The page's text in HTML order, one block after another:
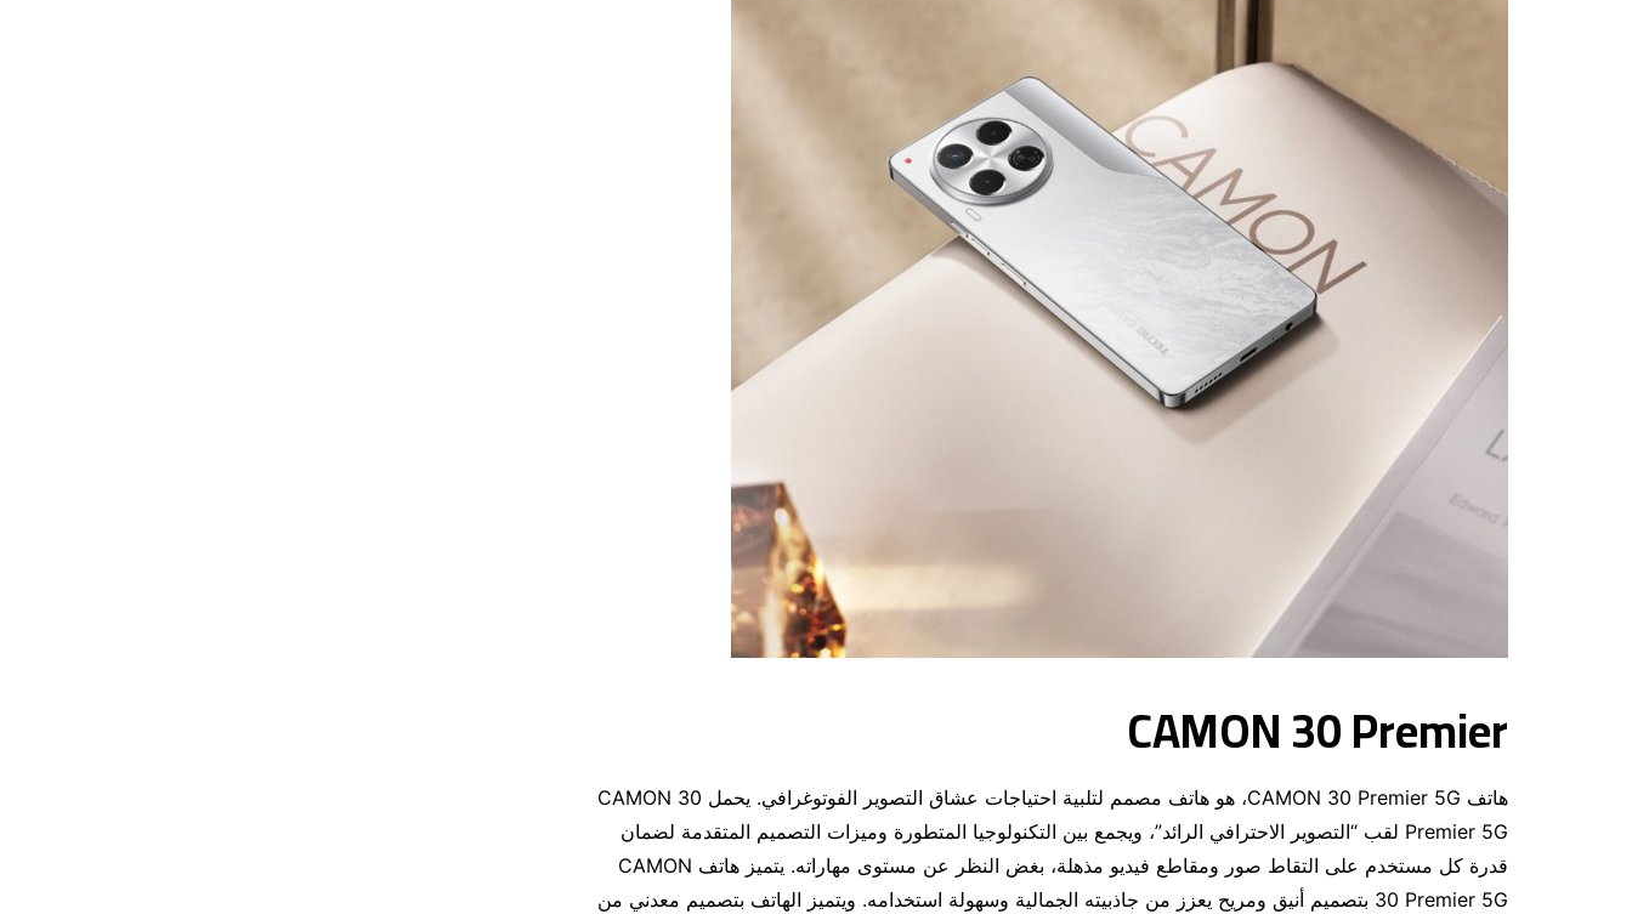
CAMON 30 Premier
هاتف CAMON 30 Premier 5G، هو هاتف مصمم لتلبية احتياجات عشاق التصوير الفوتوغرافي. يحمل CAMON 30
Premier 5G لقب “التصوير الاحترافي الرائد”، ويجمع بين التكنولوجيا المتطورة وميزات التصميم المتقدمة لضمان
قدرة كل مستخدم على التقاط صور ومقاطع فيديو مذهلة، بغض النظر عن مستوى مهاراته. يتميز هاتف CAMON
30 Premier 5G بتصميم أنيق ومريح يعزز من جاذبيته الجمالية وسهولة استخدامه. ويتميز الهاتف بتصميم معدني من